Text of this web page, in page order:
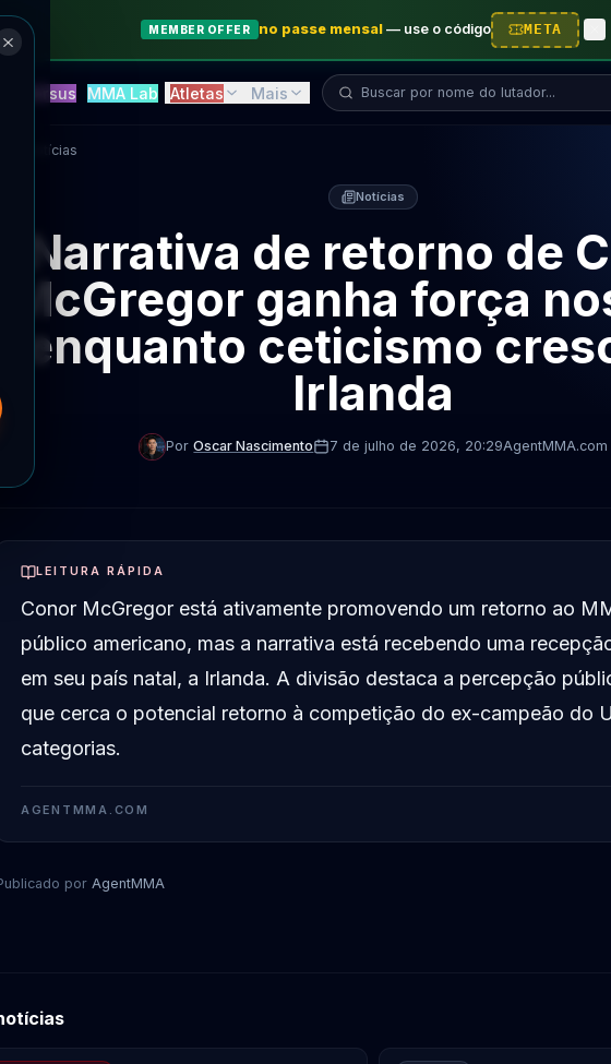
MEMBER OFFER no passe mensal— use o código META
Versus MMA Lab Atletas Mais Buscar lutador...
às notícias
Notícias
Narrativa de retorno de
McGregor ganha força
enquanto ceticismo
Irlanda
Por Oscar Nascimento 7 de julho de 2026, 20:29AgentMMA.com
LEITURA RÁPIDA
Conor McGregor está ativamente promovendo um retorno ao
público americano, mas a narrativa está recebendo uma
em seu país natal, a Irlanda. A divisão destaca a percepção
que cerca o potencial retorno à competição do ex-campeão do
categorias.
AGENTMMA.COM
por AgentMMA